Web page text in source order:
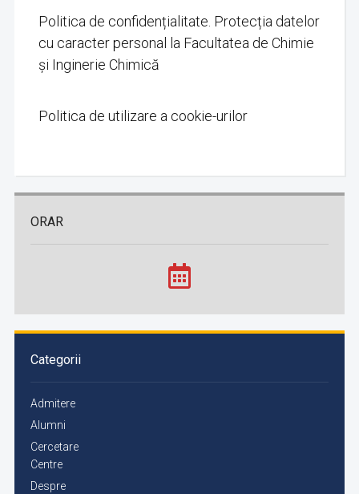
Politica de confidențialitate. Protecția datelor
cu caracter personal la Facultatea de Chimie
și Inginerie Chimică
Politica de utilizare a cookie-urilor
ORAR
Categorii
Admitere
Alumni
Cercetare
Centre
Despre